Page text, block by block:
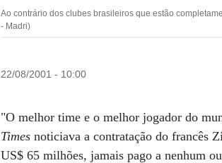
Ao contrário dos clubes brasileiros que estão
- Madri)
22/08/2001 - 10:00
"O melhor time e o melhor jogador do
Timesnoticiava a contratação do francês
US$ 65 milhões, jamais pago a nenhum